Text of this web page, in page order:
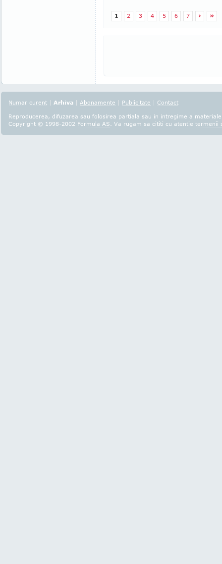
1 2 3 4 5 6 7 › »
Numar curent | Arhiva | Abonamente | Publicitate | Contact
Reproducerea, difuzarea sau folosirea partiala sau in intregime a
Copyright © 1998-2002 Formula AS. Va rugam sa cititi cu atentie termenii